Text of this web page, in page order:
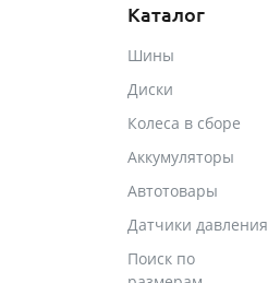
Каталог
Шины
Диски
Колеса в сборе
Аккумуляторы
Автотовары
Датчики давления
Поиск по